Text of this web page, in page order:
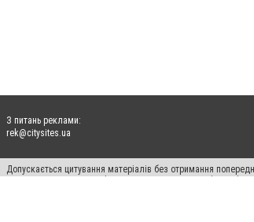
З питань реклами:
rek@citysites.ua
Допускається цитування матеріалів без отримання
для пошукових систем гіперпосилання на цитовані статті